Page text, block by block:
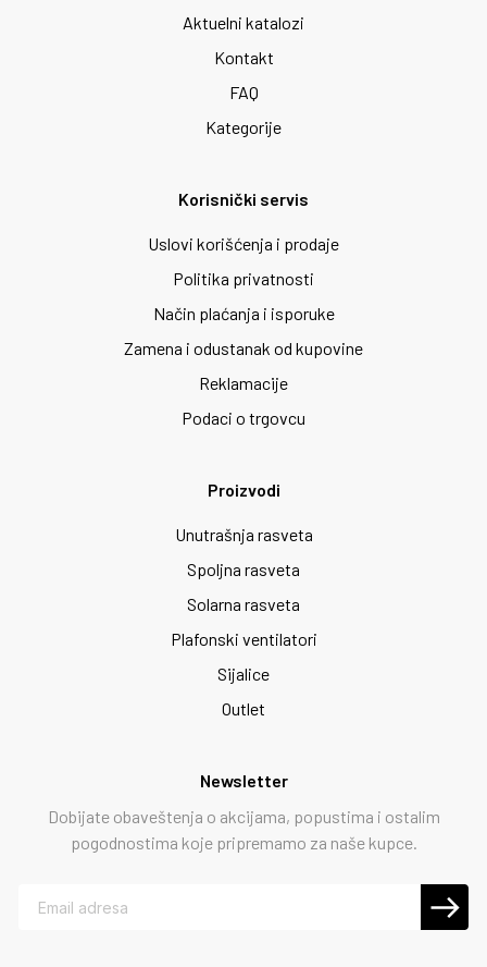
Aktuelni katalozi
Kontakt
FAQ
Kategorije
Korisnički servis
Uslovi korišćenja i prodaje
Politika privatnosti
Način plaćanja i isporuke
Zamena i odustanak od kupovine
Reklamacije
Podaci o trgovcu
Proizvodi
Unutrašnja rasveta
Spoljna rasveta
Solarna rasveta
Plafonski ventilatori
Sijalice
Outlet
Newsletter
Dobijate obaveštenja o akcijama, popustima i ostalim
pogodnostima koje pripremamo za naše kupce.